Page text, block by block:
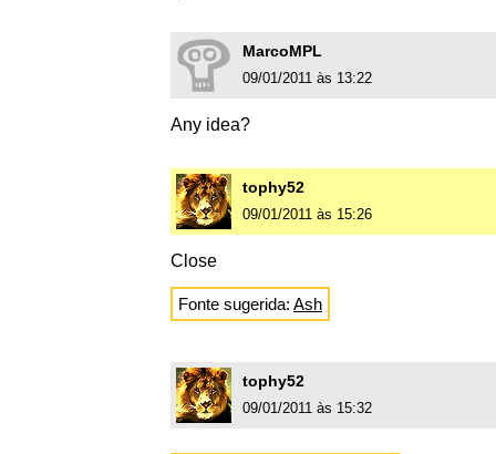
MarcoMPL
09/01/2011 às 13:22
Any idea?
tophy52
09/01/2011 às 15:26
Close
Fonte sugerida: Ash
tophy52
09/01/2011 às 15:32